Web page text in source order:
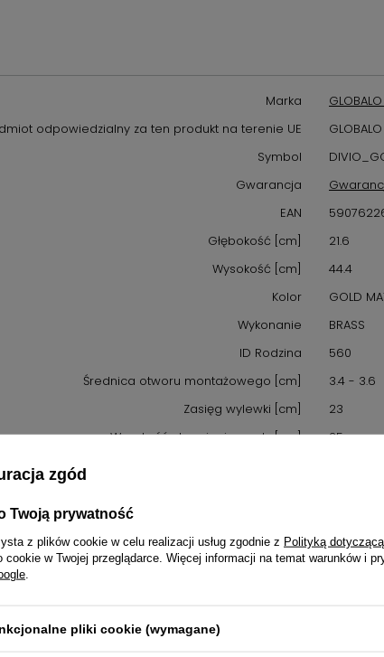
Marka
odpowiedzialny za ten produkt na terenie UE
Symbol
Gwarancja
EAN
Głębokość [cm]
21.6
Wysokość [cm]
44.4
Kolor
GOLD
Wykonanie
BRASS
ID Rodzina
560
Średnica otworu montażowego [cm]
3.4 - 3.6
Zasięg wylewki [cm]
23
Wysokość strumienia wody [cm]
25
Klasa przepływu
Z
Średnica głowicy [cm]
zgód
Twoją prywatność
z plików cookie w celu realizacji usług zgodnie z Polityką
cookie w Twojej przeglądarce. Więcej informacji na temat warunków i
pliki cookie (wymagane)